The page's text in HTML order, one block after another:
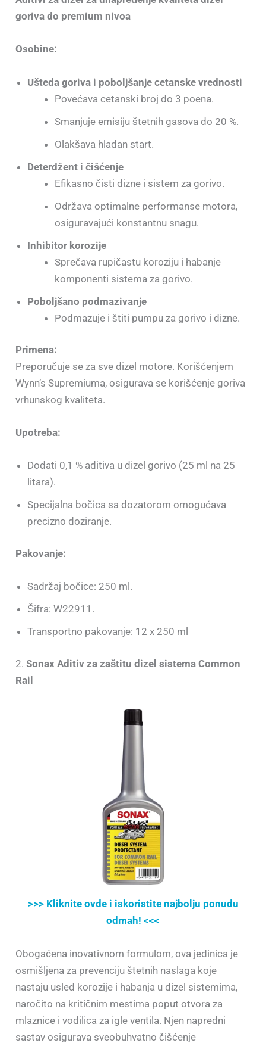
goriva do premium nivoa
Osobine:
Ušteda goriva i poboljšanje cetanske vrednosti
Povećava cetanski broj do 3 poena.
Smanjuje emisiju štetnih gasova do 20 %.
Olakšava hladan start.
Deterdžent i čišćenje
Efikasno čisti dizne i sistem za gorivo.
Održava optimalne performanse motora,
osiguravajući konstantnu snagu.
Inhibitor korozije
Sprečava rupičastu koroziju i habanje
komponenti sistema za gorivo.
Poboljšano podmazivanje
Podmazuje i štiti pumpu za gorivo i dizne.
Primena:
Preporučuje se za sve dizel motore. Korišćenjem
Wynn’s Supremiuma, osigurava se korišćenje goriva
vrhunskog kvaliteta.
Upotreba:
Dodati 0,1 % aditiva u dizel gorivo (25 ml na 25
litara).
Specijalna bočica sa dozatorom omogućava
precizno doziranje.
Pakovanje:
Sadržaj bočice: 250 ml.
Šifra: W22911.
Transportno pakovanje: 12 x 250 ml
2.Sonax Aditiv za zaštitu dizel sistema Common
Rail
>>> Kliknite ovde i iskoristite najbolju ponudu
odmah! <<<
Obogaćena inovativnom formulom, ova jedinica je
osmišljena za prevenciju štetnih naslaga koje
nastaju usled korozije i habanja u dizel sistemima,
naročito na kritičnim mestima poput otvora za
mlaznice i vodilica za igle ventila. Njen napredni
sastav osigurava sveobuhvatno čišćenje